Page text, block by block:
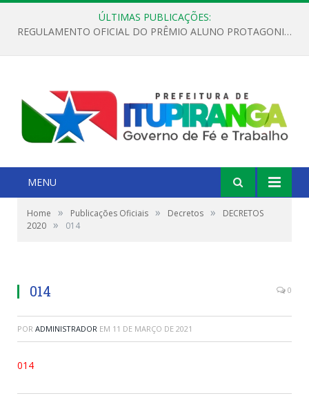
ÚLTIMAS PUBLICAÇÕES:
REGULAMENTO OFICIAL DO PRÊMIO ALUNO PROTAGONISTA – EDIÇÃO 2026
MENU
Home » Publicações Oficiais » Decretos »
DECRETOS
2020 » 014
014 0
POR ADMINISTRADOR EM 11 DE MARÇO DE 2021
014